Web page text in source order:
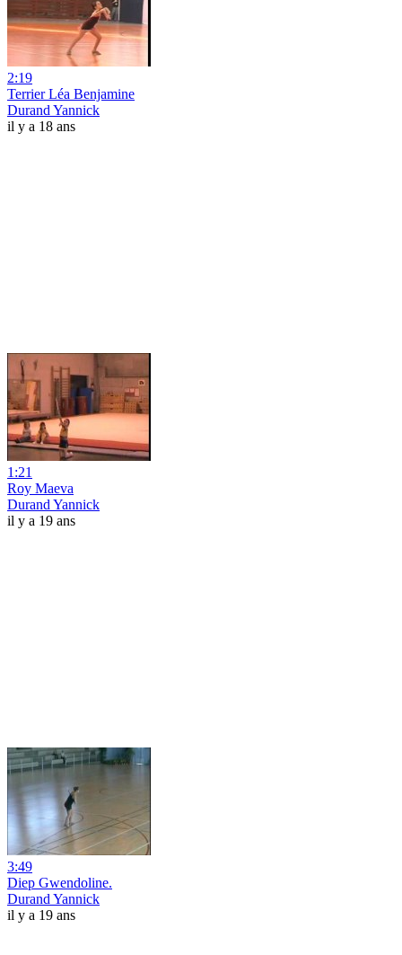
2:19
Terrier Léa Benjamine
Durand Yannick
il y a 18 ans
1:21
Roy Maeva
Durand Yannick
il y a 19 ans
3:49
Diep Gwendoline.
Durand Yannick
il y a 19 ans